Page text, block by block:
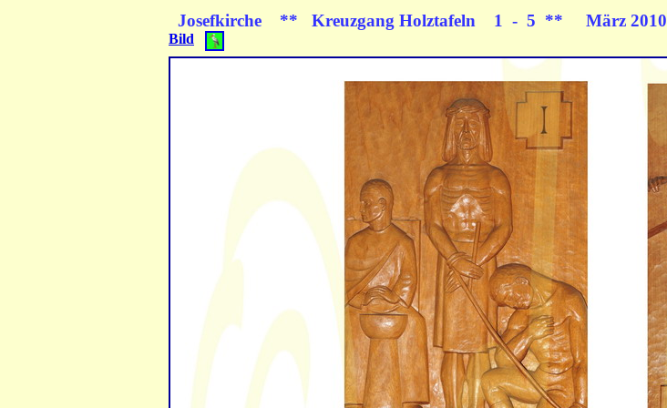
Josefkirche ** Kreuzgang Holztafeln 1 - 5 ** März 2010
Bild